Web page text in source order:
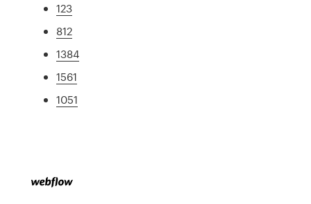
123
812
1384
1561
1051